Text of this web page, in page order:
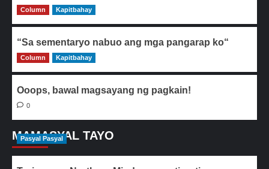
0
Column Kapitbahay
“Sa sementaryo nabuo ang mga pangarap ko“
0
Column Kapitbahay
Ooops, bawal magsayang ng pagkain!
0
MAMASYAL TAYO
Pasyal Pasyal